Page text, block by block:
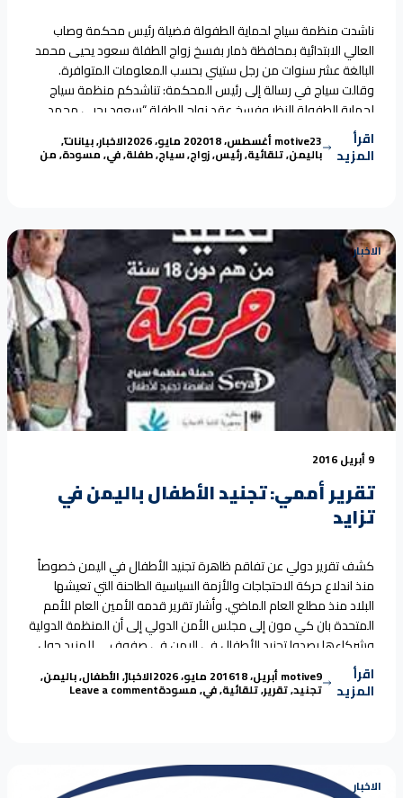
ناشدت منظمة سياج لحماية الطفولة فضيلة رئيس محكمة وصاب
العالي الابتدائية بمحافظة ذمار بفسخ زواج الطفلة سعود يحيى محمد
البالغة عشر سنوات من رجل ستيني بحسب المعلومات المتوافرة.
وقالت سياج في رسالة إلى رئيس المحكمة: تناشدكم منظمة سياج
لحماية الطفولة النظر وفسخ عقد زواج الطفلة “سعود يحيى محمد
ذات العشر سنوات والتي تم تزويجها في
اقرأ
المزيد
Posted by
motive23 أغسطس، 2020 18 مايو، 2026 Posted in
الاخبار,بياناتTags:
,
باليمن,تلقائية,رئيس,زواج,سياج,طفلة,في,مسودة,من
الاخبار
9 أبريل 2016
تقرير أممي: تجنيد الأطفال باليمن في
تزايد
كشف تقرير دولي عن تفاقم ظاهرة تجنيد الأطفال في اليمن خصوصاً
منذ اندلاع حركة الاحتجاجات والأزمة السياسية الطاحنة التي تعيشها
البلاد منذ مطلع العام الماضي. وأشار تقرير قدمه الأمين العام للأمم
المتحدة بان كي مون إلى مجلس الأمن الدولي إلى أن المنظمة الدولية
وشركاءها رصدوا تجنيد الأطفال في اليمن في صفوف…. للمزيد حول
التقرير من
Continue reading اقرأ
المزيد
Posted by
motive9 أبريل، 2016 18 مايو، 2026 Posted in
الاخبارTags:
,الأطفال,باليمن,
تجنيد,تقرير,تلقائية,في,مسودةLeave a comment on تقرير أممي: تجنيد الأطفال باليمن في تزايد
الاخبار